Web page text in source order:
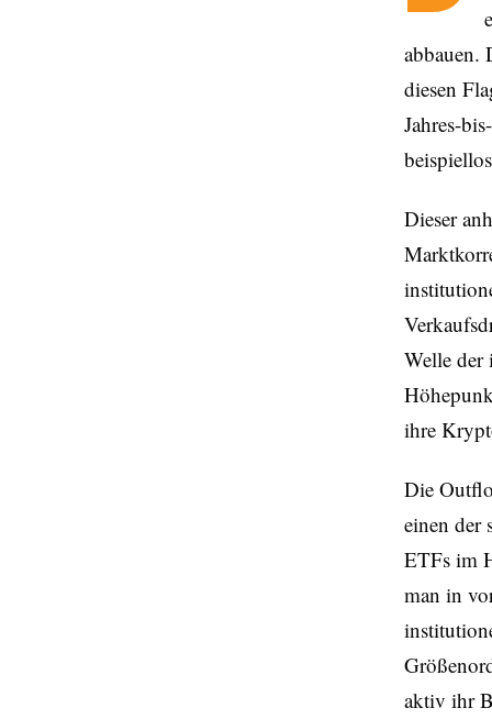
abbauen.
diesen
Jahres-
Dieser
Welle der
ihre
Die
einen der
ETFs im
man in
aktiv ihr